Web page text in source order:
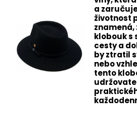
a
životnost
klobouk s
cesty a
by ztratil
nebo
tento